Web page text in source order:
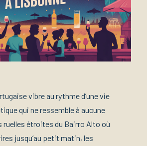
vibre au rythme d’une vie
qui ne ressemble à aucune
ruelles étroites du Bairro Alto où
jusqu’au petit matin, les